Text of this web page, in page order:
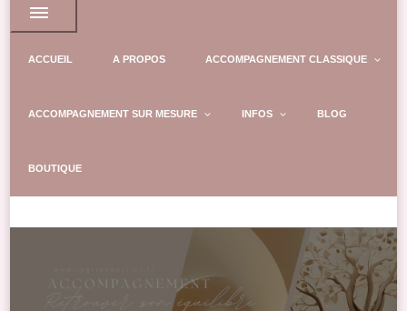
ACCUEIL A PROPOS ACCOMPAGNEMENT CLASSIQUE
ACCOMPAGNEMENT SUR MESURE INFOS BLOG
BOUTIQUE